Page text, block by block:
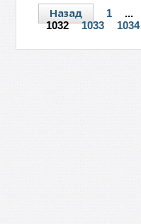
Назад 1 ...
1032
1033 1034